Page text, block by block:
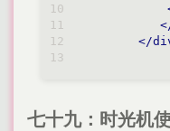
</
七十九：时光机